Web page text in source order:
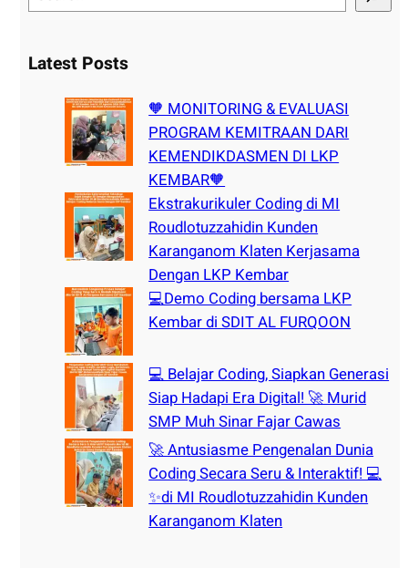
e
rLatest Posts
🧡 MONITORING & EVALUASI
PROGRAM KEMITRAAN DARI
KEMENDIKDASMEN DI LKP
KEMBAR🧡
Ekstrakurikuler Coding di MI
Roudlotuzzahidin Kunden
Karanganom Klaten Kerjasama
Dengan LKP Kembar
💻Demo Coding bersama LKP
Kembar di SDIT AL FURQOON
💻 Belajar Coding, Siapkan Generasi
Siap Hadapi Era Digital! 🚀 Murid
SMP Muh Sinar Fajar Cawas
🚀 Antusiasme Pengenalan Dunia
Coding Secara Seru & Interaktif! 💻
✨di MI Roudlotuzzahidin Kunden
Karanganom Klaten